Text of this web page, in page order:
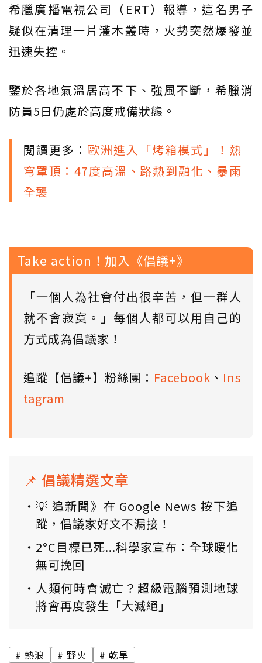
希臘廣播電視公司（ERT）報導，這名男子
疑似在清理一片灌木叢時，火勢突然爆發並
迅速失控。
鑒於各地氣溫居高不下、強風不斷，希臘消
防員5日仍處於高度戒備狀態。
閱讀更多： 歐洲進入「烤箱模式」！熱
穹罩頂：47度高溫、路熱到融化、暴雨
全襲
Take action！加入《倡議+》
「一個人為社會付出很辛苦，但一群人
就不會寂寞。」每個人都可以用自己的
方式成為倡議家！
追蹤【倡議+】粉絲團： Facebook 、 Ins
tagram
📌 倡議精選文章
💡 追新聞》在 Google News 按下追
蹤，倡議家好文不漏接！
2°C目標已死...科學家宣布：全球暖化
無可挽回
人類何時會滅亡？超級電腦預測地球
將會再度發生「大滅絕」
熱浪 野火 乾旱